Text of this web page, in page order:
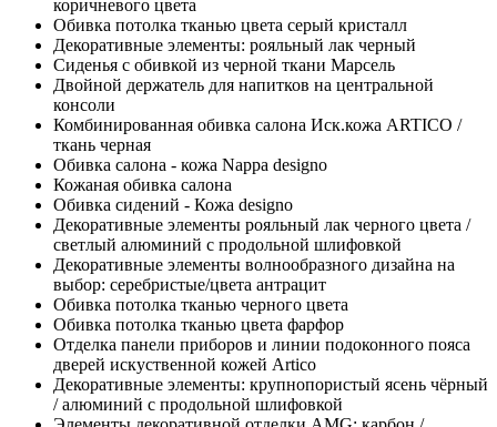
коричневого цвета
Обивка потолка тканью цвета серый кристалл
Декоративные элементы: рояльный лак черный
Сиденья с обивкой из черной ткани Марсель
Двойной держатель для напитков на центральной
консоли
Комбинированная обивка салона Иск.кожа ARTICO /
ткань черная
Обивка салона - кожа Nappa designo
Кожаная обивка салона
Обивка сидений - Кожа designo
Декоративные элементы рояльный лак черного цвета /
светлый алюминий с продольной шлифовкой
Декоративные элементы волнообразного дизайна на
выбор: серебристые/цвета антрацит
Обивка потолка тканью черного цвета
Обивка потолка тканью цвета фарфор
Отделка панели приборов и линии подоконного пояса
дверей искуственной кожей Artico
Декоративные элементы: крупнопористый ясень чёрный
/ алюминий с продольной шлифовкой